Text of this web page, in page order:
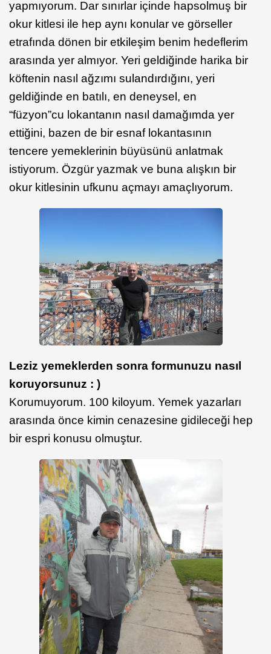
yapmıyorum. Dar sınırlar içinde hapsolmuş bir
okur kitlesi ile hep aynı konular ve görseller
etrafında dönen bir etkileşim benim hedeflerim
arasında yer almıyor. Yeri geldiğinde harika bir
köftenin nasıl ağzımı sulandırdığını, yeri
geldiğinde en batılı, en deneysel, en
“füzyon”cu lokantanın nasıl damağımda yer
ettiğini, bazen de bir esnaf lokantasının
tencere yemeklerinin büyüsünü anlatmak
istiyorum. Özgür yazmak ve buna alışkın bir
okur kitlesinin ufkunu açmayı amaçlıyorum.
Leziz yemeklerden sonra formunuzu nasıl
koruyorsunuz : )
Korumuyorum. 100 kiloyum. Yemek yazarları
arasında önce kimin cenazesine gidileceği hep
bir espri konusu olmuştur.